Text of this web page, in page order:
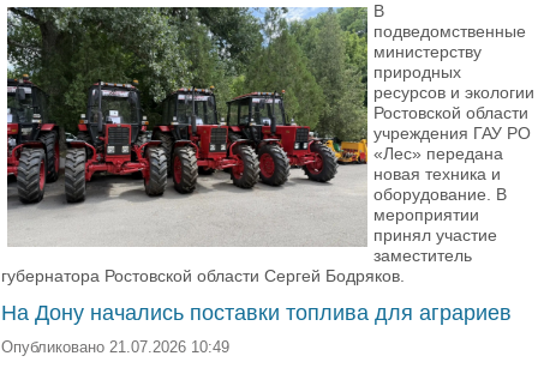
В
подведомственные
министерству
природных
ресурсов и экологии
Ростовской области
учреждения ГАУ РО
«Лес» передана
новая техника и
оборудование. В
мероприятии
принял участие
заместитель
губернатора Ростовской области Сергей Бодряков.
На Дону начались поставки топлива для аграриев
Опубликовано 21.07.2026 10:49